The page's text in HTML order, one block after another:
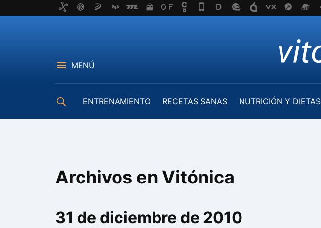
MENÚ
ENTRENAMIENTO RECETAS SANAS NUTRICIÓN Y DIETAS
Archivos en Vitónica
31 de diciembre de 2010